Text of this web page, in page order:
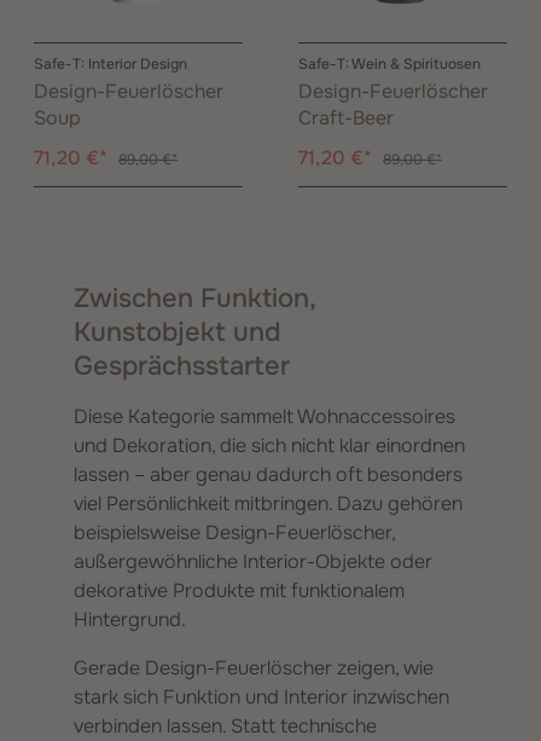
Safe-T: Interior Design
Design-Feuerlöscher
Soup
71,20 €*
89,00 €*
Safe-T: Wein & Spirituosen
Design-Feuerlöscher
Craft-Beer
71,20 €*
89,00 €*
Zwischen Funktion,
Kunstobjekt und
Gesprächsstarter
Diese Kategorie sammelt Wohnaccessoires
und Dekoration, die sich nicht klar einordnen
lassen – aber genau dadurch oft besonders
viel Persönlichkeit mitbringen. Dazu gehören
beispielsweise Design-Feuerlöscher,
außergewöhnliche Interior-Objekte oder
dekorative Produkte mit funktionalem
Hintergrund.
Gerade Design-Feuerlöscher zeigen, wie
stark sich Funktion und Interior inzwischen
verbinden lassen. Statt technische